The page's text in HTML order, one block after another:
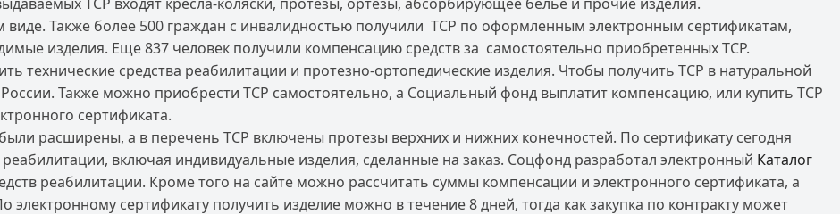
Также более 500 граждан с инвалидностью получили ТСР по оформленным электронным сертификатам,
изделия. Еще 837 человек получили компенсацию средств за самостоятельно приобретенных ТСР.
технические средства реабилитации и протезно-ортопедические изделия. Чтобы получить ТСР в натуральной
Также можно приобрести ТСР самостоятельно, а Социальный фонд выплатит компенсацию, или купить ТСР
сертификата.
расширены, а в перечень ТСР включены протезы верхних и нижних конечностей. По сертификату сегодня
включая индивидуальные изделия, сделанные на заказ. Соцфонд разработал электронный Каталог
реабилитации. Кроме того на сайте можно рассчитать суммы компенсации и электронного сертификата, а
сертификату получить изделие можно в течение 8 дней, тогда как закупка по контракту может